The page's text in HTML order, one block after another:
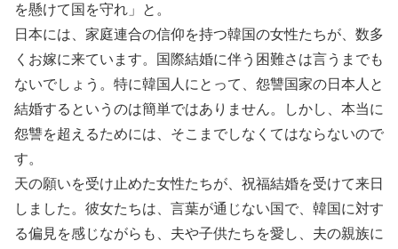
を懸けて国を守れ」と。
日本には、家庭連合の信仰を持つ韓国の女性たちが、数多
くお嫁に来ています。国際結婚に伴う困難さは言うまでも
ないでしょう。特に韓国人にとって、怨讐国家の日本人と
結婚するというのは簡単ではありません。しかし、本当に
怨讐を超えるためには、そこまでしなくてはならないので
す。
天の願いを受け止めた女性たちが、祝福結婚を受けて来日
しました。彼女たちは、言葉が通じない国で、韓国に対す
る偏見を感じながらも、夫や子供たちを愛し、夫の親族に